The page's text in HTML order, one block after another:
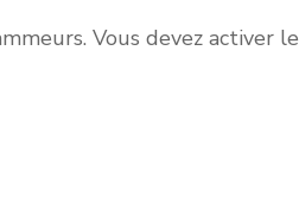
Vous devez activer